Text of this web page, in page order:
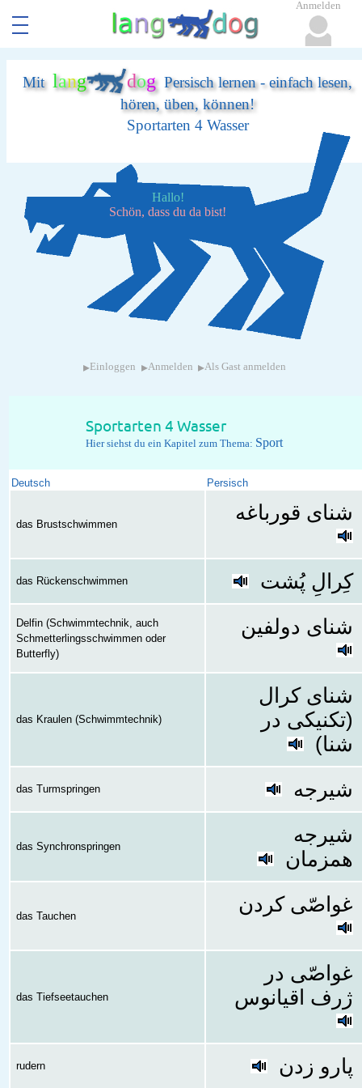
Mit lang dogPersisch lernen - einfach lesen,
hören, üben, können!
Sportarten 4 Wasser
Hallo!
Schön, dass du da bist!
▸ Einloggen ▸Anmelden ▸Als Gast anmelden
Sportarten 4 Wasser
Hier siehst du ein Kapitel zum Thema: Sport
Deutsch Persisch
das Brustschwimmen
شنای قورباغه
das Rückenschwimmen کِرالِ پُشت
Delfin (Schwimmtechnik, auch
Schmetterlingsschwimmen oder
Butterfly)
شنای دولفین
das Kraulen (Schwimmtechnik)
شنای کرال
(تکنیکی در
شنا)
das Turmspringen شیرجه
das Synchronspringen
شیرجه
همزمان
das Tauchen
غواصّی کردن
das Tiefseetauchen
غواصّی در
ژرف اقیانوس
rudern پارو زدن
Anmelden